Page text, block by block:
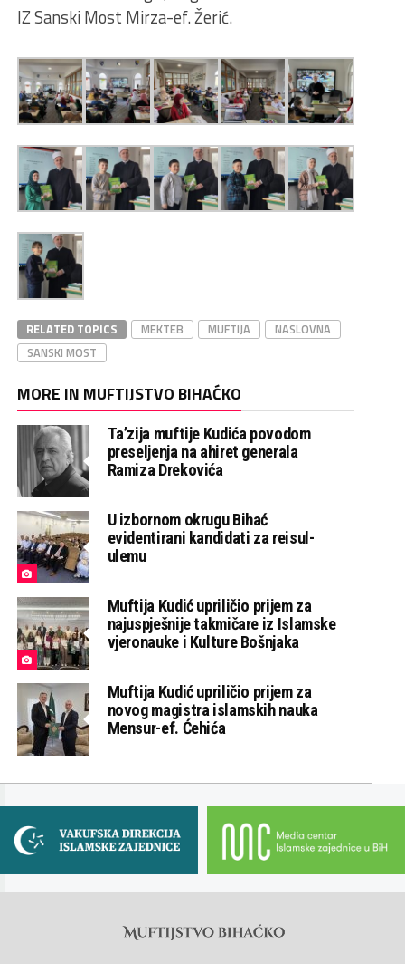
IZ Sanski Most Mirza-ef. Žerić.
RELATED TOPICS MEKTEB MUFTIJA
NASLOVNA
SANSKI MOST
MORE IN MUFTIJSTVO BIHAĆKO
Ta’zija muftije Kudića povodom
preseljenja na ahiret generala
Ramiza Drekovića
U izbornom okrugu Bihać
evidentirani kandidati za reisul-
ulemu
Muftija Kudić upriličio prijem za
najuspješnije takmičare iz Islamske
vjeronauke i Kulture Bošnjaka
Muftija Kudić upriličio prijem za
novog magistra islamskih nauka
Mensur-ef. Ćehića